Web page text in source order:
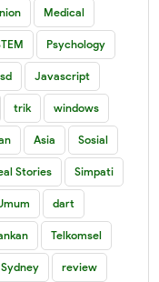
Medical
Psychology
Javascript
trik windows
Asia Sosial
Stories Simpati
dart
Telkomsel
Sydney review